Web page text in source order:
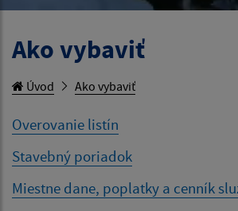
Ako vybaviť
Úvod Ako vybaviť
Overovanie listín
Stavebný poriadok
Miestne dane, poplatky a cenník